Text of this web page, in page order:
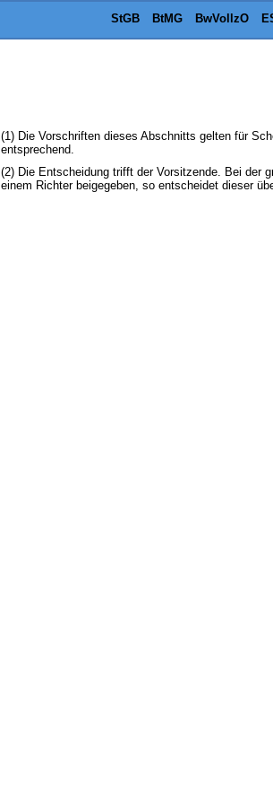
StGB BtMG BwVollzO
(1) Die Vorschriften dieses Abschnitts gelten für
entsprechend.
(2) Die Entscheidung trifft der Vorsitzende. Bei der
einem Richter beigegeben, so entscheidet dieser